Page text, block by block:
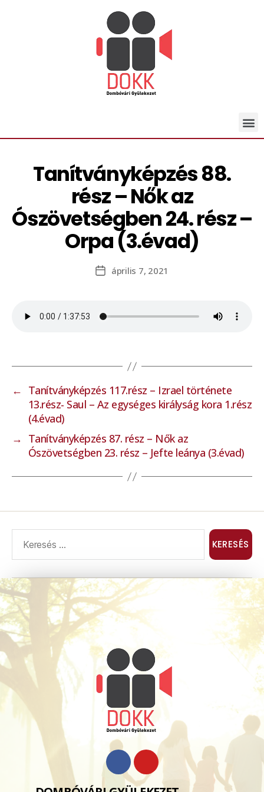
Tanítványképzés 88.
rész – Nők az
Ószövetségben 24. rész –
Orpa (3.évad)
április 7, 2021
← Tanítványképzés 117.rész – Izrael története
13.rész- Saul – Az egységes királyság kora 1.rész
(4.évad)
→ Tanítványképzés 87. rész – Nők az
Ószövetségben 23. rész – Jefte leánya (3.évad)